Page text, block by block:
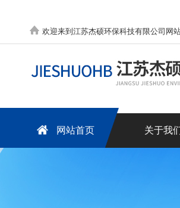
欢迎来到江苏杰硕环保科技有限公司网站
网站首页 关于我